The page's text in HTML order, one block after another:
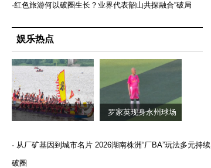
·红色旅游何以破圈生长？业界代表韶山共探融合“破局
娱乐热点
罗家英现身永州球场
· 从厂矿基因到城市名片 2026湖南株洲“厂BA”玩法多元持续
破圈